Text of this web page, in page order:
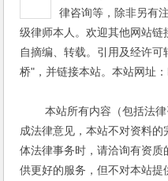
律咨询等，除非另有
级律师本人。欢迎其他网站
自摘编、转载。引用及经许
桥"，并链接本站。本站网址
本站所有内容（包括法律
成法律意见，本站不对资料
体法律事务时，请洽询有资
供更好的服务，但不对本站